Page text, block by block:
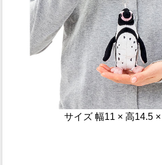
サイズ 幅11 × 高14.5